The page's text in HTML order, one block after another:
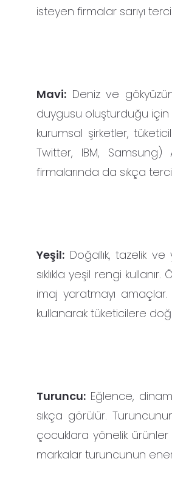
isteyen firmalar sarıyı
Mavi: Deniz ve
duygusu oluşturduğu için
kurumsal şirketler,
Twitter, IBM, Samsung)
firmalarında da sıkça
Yeşil: Doğallık, tazelik
sıklıkla yeşil rengi
imaj yaratmayı
kullanarak tüketicilere
Turuncu: Eğlence,
sıkça görülür.
çocuklara yönelik
markalar turuncunun